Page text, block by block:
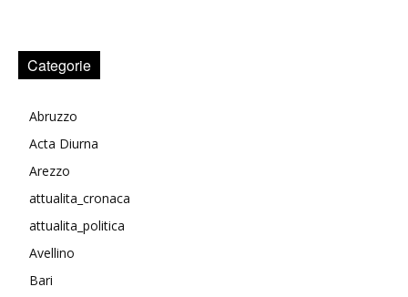
Categorie
Abruzzo
Acta Diurna
Arezzo
attualita_cronaca
attualita_politica
Avellino
Bari